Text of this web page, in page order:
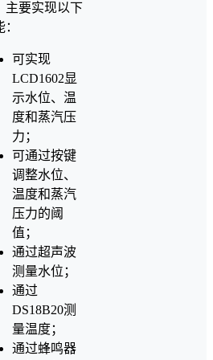
主要实现以下
可实现
LCD1602显
示水位、温
度和蒸汽压
力；
可通过按键
调整水位、
温度和蒸汽
压力的阈
值；
通过超声波
测量水位；
通过
DS18B20测
量温度；
通过蜂鸣器